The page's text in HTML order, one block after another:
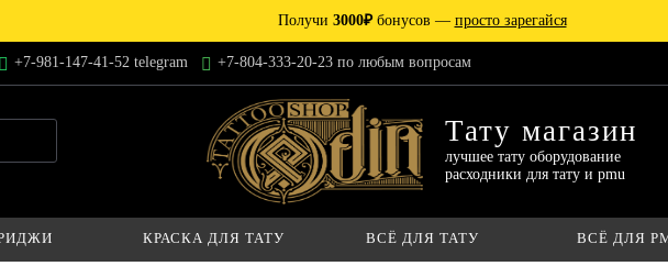
Получи 3000₽бонусов — просто зарегайся
+7-981-147-41-52 telegram +7-804-333-20-23 по любым вопросам
Тату магазин
лучшее тату оборудование
расходники для тату и pmu
КРАСКА ДЛЯ ТАТУ ВСЁ ДЛЯ ТАТУ ВСЁ ДЛЯ